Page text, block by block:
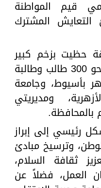
قيم المواطنة
التعايش المشترك
حظيت بزخم كبير
ومشاركة واسعة ضمت نحو 300 طالب وطالبة
بأسيوط، وجامعة
ومديريتي
بالمحافظة.
رئيسي إلى إبراز
وترسيخ مبادئ
ثقافة السلام،
العمل، فضلاً عن